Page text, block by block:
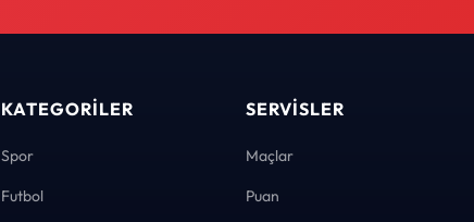
KATEGORILER
Spor
Futbol
SERVISLER
Maçlar
Puan